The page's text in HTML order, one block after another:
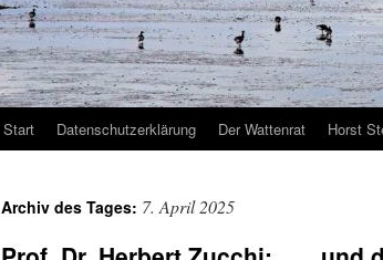
Start Datenschutzerklärung Der Wattenrat Horst
Archiv des Tages: 7. April 2025